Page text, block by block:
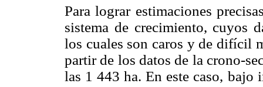
Para lograr estimaciones
sistema de crecimiento, cuyos
los cuales son caros y de difícil
partir de los datos de la crono-
las 1 443 ha. En este caso,